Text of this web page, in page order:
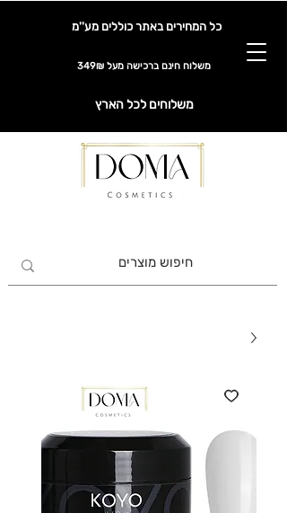
כל המחירים באתר כוללים מע''מ
משלוח חינם ברכישה מעל 349₪
משלוחים לכל הארץ